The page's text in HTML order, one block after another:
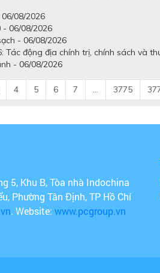
08/2026
06/08/2026
- 06/08/2026
động địa chính trị, chính sách và
- 06/08/2026
4 5 6 7 ... 3775
5, Khu B, Tòa nhà Indochina
Phường Tân Định, TP Hồ Chí
. Website: www.pcgroup.vn